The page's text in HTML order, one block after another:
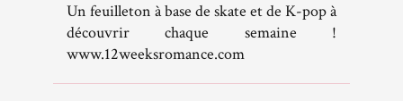
Un feuilleton à base de skate et de K-pop à
découvrir chaque semaine !
www.12weeksromance.com